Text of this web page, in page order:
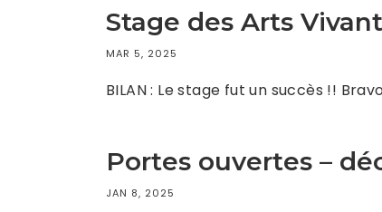
Stage des Arts
MAR 5, 2025
BILAN : Le stage fut un succès !!
Portes ouvertes –
JAN 8, 2025